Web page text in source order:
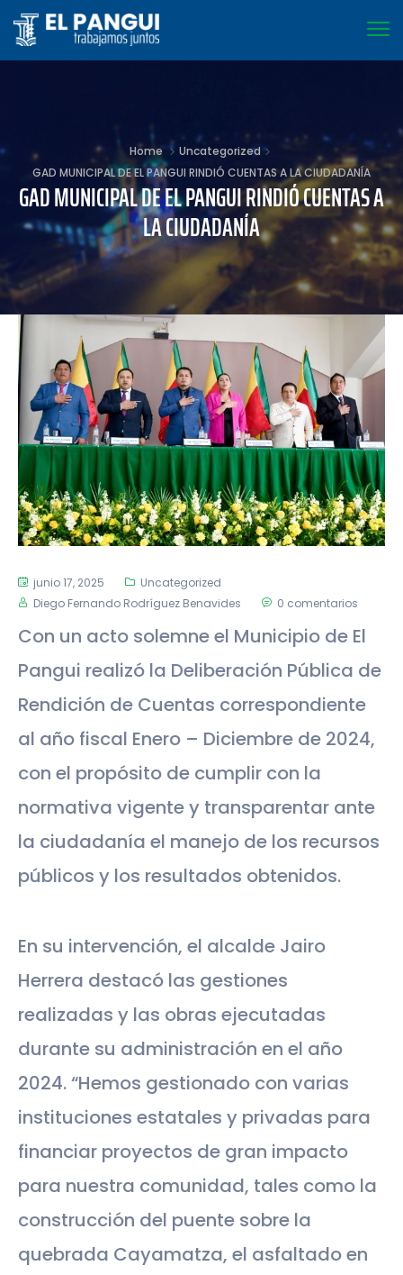
Home
Uncategorized
GAD MUNICIPAL DE EL PANGUI RINDIÓ CUENTAS A LA CIUDADANÍA
GAD MUNICIPAL DE EL PANGUI RINDIÓ CUENTAS A
LA CIUDADANÍA
junio 17, 2025
Uncategorized
Diego Fernando Rodríguez Benavides
0 comentarios
Con un acto solemne el Municipio de El
Pangui realizó la Deliberación Pública de
Rendición de Cuentas correspondiente
al año fiscal Enero – Diciembre de 2024,
con el propósito de cumplir con la
normativa vigente y transparentar ante
la ciudadanía el manejo de los recursos
públicos y los resultados obtenidos.
En su intervención, el alcalde Jairo
Herrera destacó las gestiones
realizadas y las obras ejecutadas
durante su administración en el año
2024. “Hemos gestionado con varias
instituciones estatales y privadas para
financiar proyectos de gran impacto
para nuestra comunidad, tales como la
construcción del puente sobre la
quebrada Cayamatza, el asfaltado en